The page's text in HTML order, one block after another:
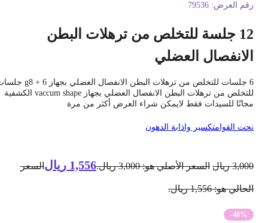
العرض: 79536
12 جلسة للتخلص من ترهلات البطن
العضلي
6 جلسات للتخلص من ترهلات البطن الانفصال العضلي بجهاز g8 + 6 جلسات
للتخلص من ترهلات البطن الانفصال العضلي بجهاز vaccum shape الكشفية
للسيدات فقط لايمكن شراء العرض أكثر من مرة
القوامتكسير واذابة الدهون
ريال السعر الأصلي هو: 3,000 ريال. 1,556 ريال السعر
هو: 1,556 ريال.
-48%